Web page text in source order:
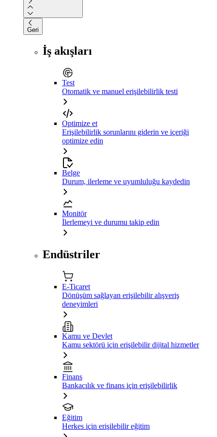
Geri
İş akışları
Test
Otomatik ve manuel erişilebilirlik testi
Optimize et
Erişilebilirlik sorunlarını giderin ve içeriği
optimize edin
Belge
Durum, ilerleme ve uyumluluğu kaydedin
Monitör
İlerlemeyi ve durumu takip edin
Endüstriler
E-Ticaret
Dönüşüm sağlayan erişilebilir alışveriş
deneyimleri
Kamu ve Devlet
Kamu sektörü için erişilebilir dijital hizmetler
Finans
Bankacılık ve finans için erişilebilirlik
Eğitim
Herkes için erişilebilir eğitim